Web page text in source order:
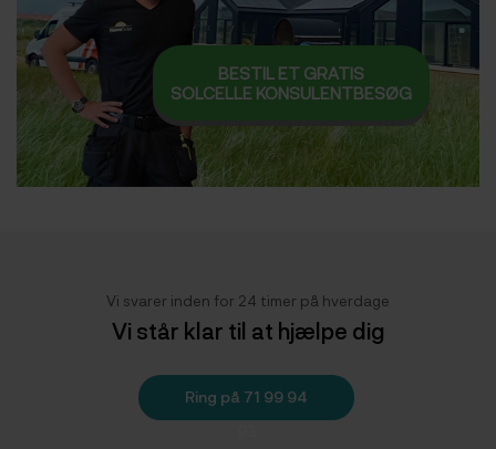
BESTIL ET GRATIS
SOLCELLE KONSULENTBESØG
Vi svarer inden for 24 timer på hverdage
Vi står klar til at hjælpe dig
Ring på 71 99 94